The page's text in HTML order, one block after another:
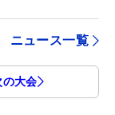
ニュース一覧
の大会